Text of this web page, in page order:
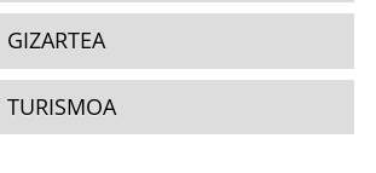
GIZARTEA
TURISMOA